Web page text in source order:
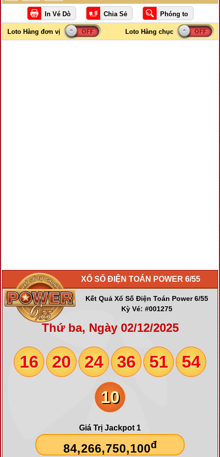
XỔ SỐ ĐIỆN TOÁN POWER 6/55
Kết Quả Xổ Số Điện Toán Power 6/55
Kỳ Vé: #001275
Thứ ba, Ngày 02/12/2025
16 20 24 36 51
54
10
Giá Trị Jackpot 1
84,266,750,100đ